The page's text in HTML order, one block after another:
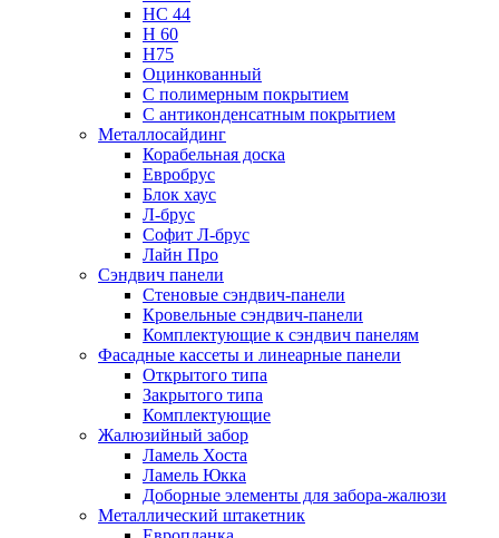
НС 44
Н 60
Н75
Оцинкованный
С полимерным покрытием
С антиконденсатным покрытием
Металлосайдинг
Корабельная доска
Евробрус
Блок хаус
Л-брус
Софит Л-брус
Лайн Про
Сэндвич панели
Стеновые сэндвич-панели
Кровельные сэндвич-панели
Комплектующие к сэндвич панелям
Фасадные кассеты и линеарные панели
Открытого типа
Закрытого типа
Комплектующие
Жалюзийный забор
Ламель Хоста
Ламель Юкка
Доборные элементы для забора-жалюзи
Металлический штакетник